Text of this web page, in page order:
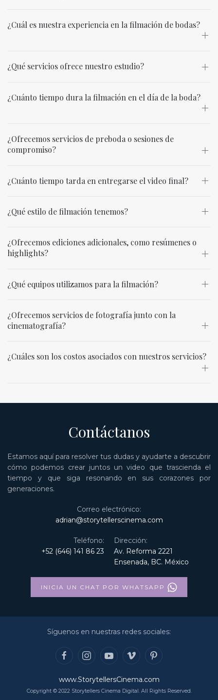
¿Cuál es nuestra experiencia en la filmación de bodas?
¿Qué servicios ofrece nuestro estudio?
¿Cuánto tiempo dura la filmación en el día de la boda?
¿Ofrecemos servicios de preboda o sesiones de
compromiso?
¿Cuánto tiempo tarda en entregarse el video final?
¿Qué estilo de filmación tenemos?
¿Ofrecemos ediciones adicionales, como resúmenes o
highlights?
¿Qué equipos utilizamos para la filmación?
¿Ofrecemos servicios de fotografía junto con la
cinematografía?
¿Cuáles son los costos asociados con nuestros servicios?
Contáctanos
Estamos aquí para resolver tus dudas y ayudarte a descubrir
cómo podemos crear juntos un video que trascienda el
tiempo y que siga resonando en sus corazones por
generaciones.
Correo electrónico:
adrian@storytellerscinema.com
Teléfono:
+52 (646) 141 86 23
Dirección:
Av. Reforma 2221
Ensenada, BC. México
INICIA UN CHAT POR WHATSAPP
Síguenos en nuestras redes sociales:
www.StorytellersCinema.com
Copyright © 2022 Storytellers Cinema Digital. All Rights Reserved.